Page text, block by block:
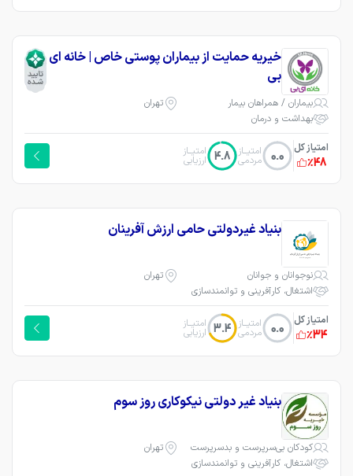
خیریه حمایت از بیماران پوستی خاص | خانه ای
بی
بیماران / همراهان بیمار
تهران
بهداشت و درمان
امتیاز کل
٪48 0.0 امتیــاز
مردمی 4.8 امتیــاز
ارزیابی
بنیاد غیردولتی حامی ارزش آفرینان
نوجوانان و جوانان
تهران
اشتغال، کارآفرینی و توانمندسازی
امتیاز کل
٪34 0.0 امتیــاز
مردمی 3.4 امتیــاز
ارزیابی
بنیاد غیر دولتی نیکوکاری روز سوم
کودکان بی‌سرپرست و بدسرپرست
تهران
اشتغال، کارآفرینی و توانمندسازی